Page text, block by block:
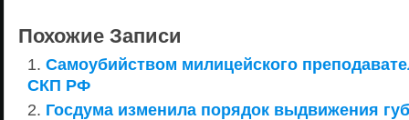
Похожие Записи
Самоубийством милицейского
СКП РФ
Госдума изменила порядок выдвижения